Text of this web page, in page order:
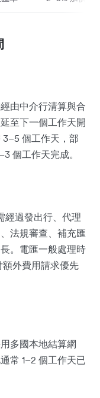
由中介行清算與合
至下一個工作天開
個工作天，部
個工作天完成。
經過發出行、代理
法規審查、補充匯
。電匯一般處理時
外費用請求優先
多國本地結算網
常 1–2 個工作天已